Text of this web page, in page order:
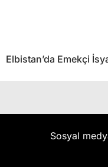
Elbistan’da Emekçi
Sosyal